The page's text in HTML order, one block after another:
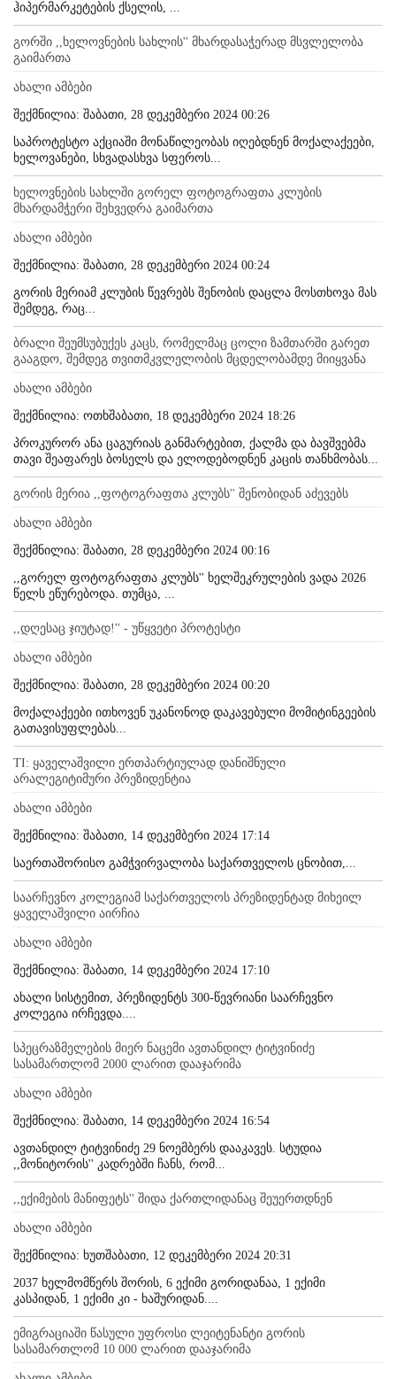
ჰიპერმარკეტების ქსელის, ...
გორში ,,ხელოვნების სახლის'' მხარდასაჭერად მსვლელობა
გაიმართა
ახალი ამბები
შექმნილია: შაბათი, 28 დეკემბერი 2024 00:26
საპროტესტო აქციაში მონაწილეობას იღებდნენ მოქალაქეები,
ხელოვანები, სხვადასხვა სფეროს...
ხელოვნების სახლში გორელ ფოტოგრაფთა კლუბის
მხარდამჭერი შეხვედრა გაიმართა
ახალი ამბები
შექმნილია: შაბათი, 28 დეკემბერი 2024 00:24
გორის მერიამ კლუბის წევრებს შენობის დაცლა მოსთხოვა მას
შემდეგ, რაც...
ბრალი შეუმსუბუქეს კაცს, რომელმაც ცოლი ზამთარში გარეთ
გააგდო, შემდეგ თვითმკვლელობის მცდელობამდე მიიყვანა
ახალი ამბები
შექმნილია: ოთხშაბათი, 18 დეკემბერი 2024 18:26
პროკურორ ანა ცაგურიას განმარტებით, ქალმა და ბავშვებმა
თავი შეაფარეს ბოსელს და ელოდებოდნენ კაცის თანხმობას...
გორის მერია ,,ფოტოგრაფთა კლუბს'' შენობიდან აძევებს
ახალი ამბები
შექმნილია: შაბათი, 28 დეკემბერი 2024 00:16
,,გორელ ფოტოგრაფთა კლუბს'' ხელშეკრულების ვადა 2026
წელს ეწურებოდა. თუმცა, ...
,,დღესაც ჯიუტად!'' - უწყვეტი პროტესტი
ახალი ამბები
შექმნილია: შაბათი, 28 დეკემბერი 2024 00:20
მოქალაქეები ითხოვენ უკანონოდ დაკავებული მომიტინგეების
გათავისუფლებას...
TI: ყაველაშვილი ერთპარტიულად დანიშნული
არალეგიტიმური პრეზიდენტია
ახალი ამბები
შექმნილია: შაბათი, 14 დეკემბერი 2024 17:14
საერთაშორისო გამჭვირვალობა საქართველოს ცნობით,...
საარჩევნო კოლეგიამ საქართველოს პრეზიდენტად მიხეილ
ყაველაშვილი აირჩია
ახალი ამბები
შექმნილია: შაბათი, 14 დეკემბერი 2024 17:10
ახალი სისტემით, პრეზიდენტს 300-წევრიანი საარჩევნო
კოლეგია ირჩევდა....
სპეცრაზმელების მიერ ნაცემი ავთანდილ ტიტვინიძე
სასამართლომ 2000 ლარით დააჯარიმა
ახალი ამბები
შექმნილია: შაბათი, 14 დეკემბერი 2024 16:54
ავთანდილ ტიტვინიძე 29 ნოემბერს დააკავეს. სტუდია
,,მონიტორის'' კადრებში ჩანს, რომ...
,,ექიმების მანიფეტს'' შიდა ქართლიდანაც შეუერთდნენ
ახალი ამბები
შექმნილია: ხუთშაბათი, 12 დეკემბერი 2024 20:31
2037 ხელმომწერს შორის, 6 ექიმი გორიდანაა, 1 ექიმი
კასპიდან, 1 ექიმი კი - ხაშურიდან....
ემიგრაციაში წასული უფროსი ლეიტენანტი გორის
სასამართლომ 10 000 ლარით დააჯარიმა